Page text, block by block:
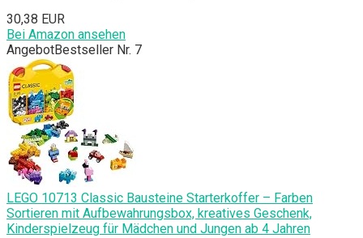
30,38 EUR
Bei Amazon ansehen
AngebotBestseller Nr. 7
LEGO 10713 Classic Bausteine Starterkoffer – Farben
Sortieren mit Aufbewahrungsbox, kreatives Geschenk,
Kinderspielzeug für Mädchen und Jungen ab 4 Jahren